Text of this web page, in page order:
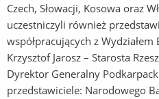
Czech, Słowacji, Kosowa oraz
uczestniczyli również
współpracujących z
Krzysztof Jarosz – Starosta
Dyrektor Generalny
przedstawiciele: Narodowego